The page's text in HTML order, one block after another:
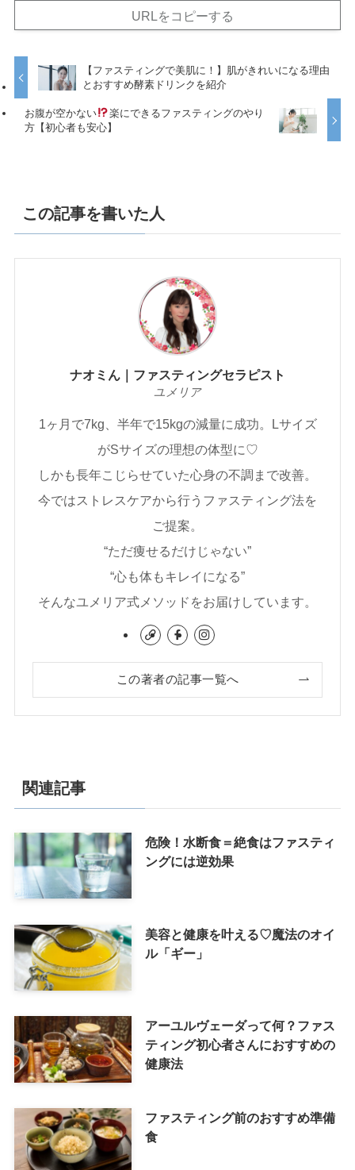
URLをコピーする
【ファスティングで美肌に！】肌がきれいになる理由
とおすすめ酵素ドリンクを紹介
お腹が空かない
楽にできるファスティングのやり
方【初心者も安心】
この記事を書いた人
ナオミん｜ファスティングセラピスト
ユメリア
1ヶ月で7kg、半年で15kgの減量に成功。Lサイズ
がSサイズの理想の体型に♡
しかも長年こじらせていた心身の不調まで改善。
今ではストレスケアから行うファスティング法を
ご提案。
“ただ痩せるだけじゃない”
“心も体もキレイになる”
そんなユメリア式メソッドをお届けしています。
この著者の記事一覧へ
関連記事
危険！水断食＝絶食はファスティ
ングには逆効果
美容と健康を叶える♡魔法のオイ
ル「ギー」
アーユルヴェーダって何？ファス
ティング初心者さんにおすすめの
健康法
ファスティング前のおすすめ準備
食